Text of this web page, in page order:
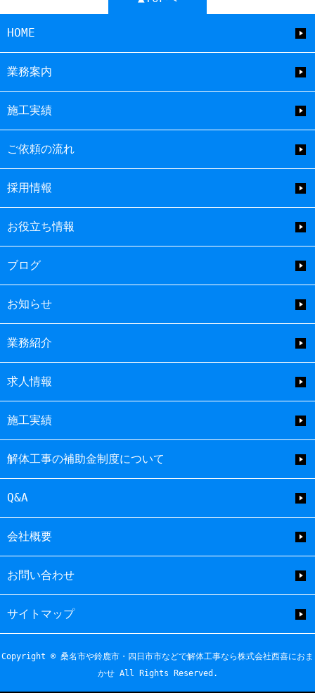
HOME
業務案内
施工実績
ご依頼の流れ
採用情報
お役立ち情報
ブログ
お知らせ
業務紹介
求人情報
施工実績
解体工事の補助金制度について
Q&A
会社概要
お問い合わせ
サイトマップ
Copyright © 桑名市や鈴鹿市・四日市市などで解体工事なら株式会社西喜におま
かせ All Rights Reserved.